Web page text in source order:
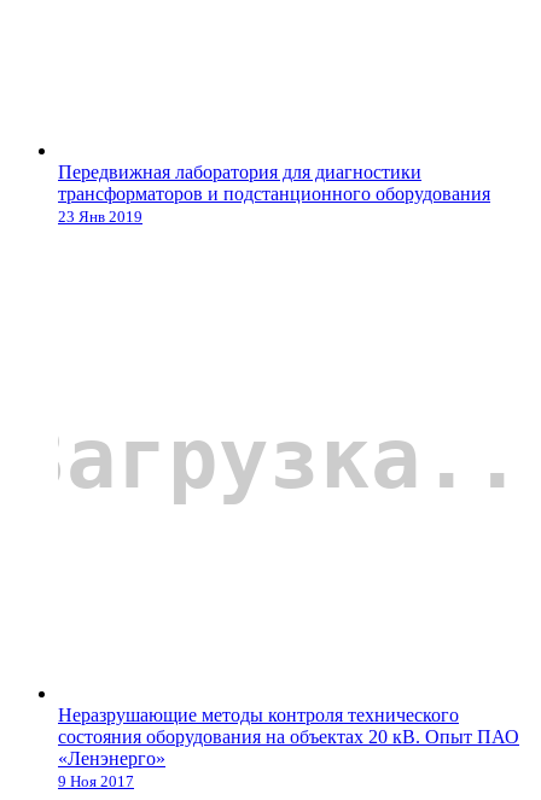
Передвижная лаборатория для диагностики
трансформаторов и подстанционного оборудования
23 Янв 2019
Неразрушающие методы контроля технического
состояния оборудования на объектах 20 кВ. Опыт ПАО
«Ленэнерго»
9 Ноя 2017